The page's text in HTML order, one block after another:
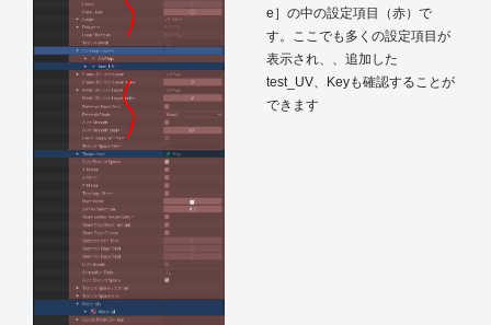
e］の中の設定項目（赤）で
す。ここでも多くの設定項目が
表示され、、追加した
test_UV、Keyも確認することが
できます